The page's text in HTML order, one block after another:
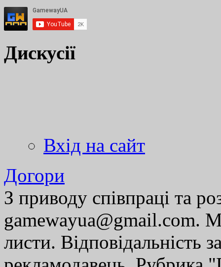
Дискусії
Вхід на сайт
Догори
З приводу співпраці та
gamewayua@gmail.com.
листи. Відповідальність